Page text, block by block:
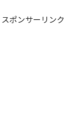
スポンサーリンク